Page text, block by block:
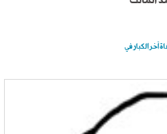
آخر الكبار في